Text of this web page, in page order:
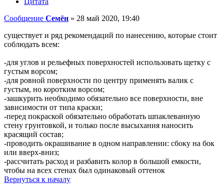
Сообщение Семён » 28 май 2020, 19:40
существует и ряд рекомендаций по нанесению, которые стоит
соблюдать всем:
-для углов и рельефных поверхностей использовать щетку с
густым ворсом;
-для ровной поверхности по центру применять валик с
густым, но коротким ворсом;
-зашкурить необходимо обязательно все поверхности, вне
зависимости от типа краски;
-перед покраской обязательно обработать шпаклеванную
стену грунтовкой, и только после высыхания наносить
красящий состав;
-проводить окрашивание в одном направлении: сбоку на бок
или вверх-вниз;
-рассчитать расход и разбавить колор в большой емкости,
чтобы на всех стенах был одинаковый оттенок
Вернуться к началу